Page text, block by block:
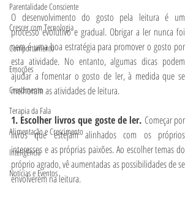
Parentalidade Consciente
Crescer com Tecnologia
Comportamento
Emoções
Crescimento
Terapia da Fala
Alimentação e Crescimento
Inteligência
Notícias e Eventos
O desenvolvimento do gosto pela leitura é um
processo evolutivo e gradual. Obrigar a ler nunca foi
nem é uma boa estratégia para promover o gosto por
esta atividade. No entanto, algumas dicas podem
ajudar a fomentar o gosto de ler, à medida que se
melhoram as atividades de leitura.
1. Escolher livros que goste de ler. Começar por
livros que estejam alinhados com os próprios
interesses e as próprias paixões. Ao escolher temas do
próprio agrado, vê aumentadas as possibilidades de se
envolverem na leitura.